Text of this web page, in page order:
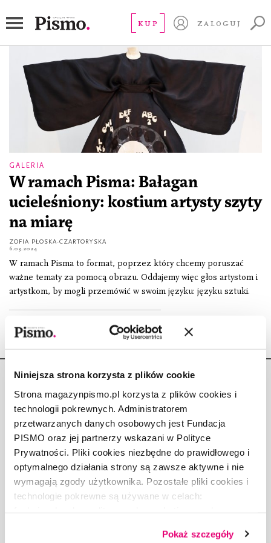
Niniejsza strona korzysta z plików cookie
Strona magazynpismo.pl korzysta z plików cookies i
technologii pokrewnych. Administratorem
przetwarzanych danych osobowych jest Fundacja
PISMO oraz jej partnerzy wskazani w Polityce
Prywatności. Pliki cookies niezbędne do prawidłowego i
optymalnego działania strony są zawsze aktywne i nie
wymagają zgody użytkownika. Pozostałe pliki cookies i
technologie pokrewne są używane w celach:
dobrowolną zgodę na pliki cookies i technologie
Pokaż szczegóły
KUP ZALOGUJ
GALERIA
W ramach Pisma: Bałagan
ucieleśniony: kostium artysty szyty
na miarę
ZOFIA PŁOSKA-CZARTORYSKA
6.03.2024
W ramach Pisma to format, poprzez który chcemy poruszać
ważne tematy za pomocą obrazu. Oddajemy więc głos artystom i
artystkom, by mogli przemówić w swoim języku: języku sztuki.
Copyright © Fundacja Pismo
O „PIŚMIE”
FACT-CHECKING W „PIŚMIE”